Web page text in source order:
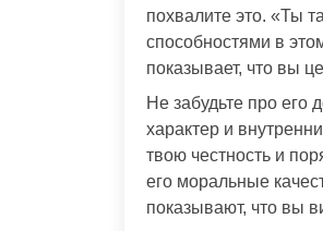
похвалите это. «Ты
способностями в
показывает, что вы
Не забудьте про его
характер и
твою честность и
его моральные
показывают, что вы